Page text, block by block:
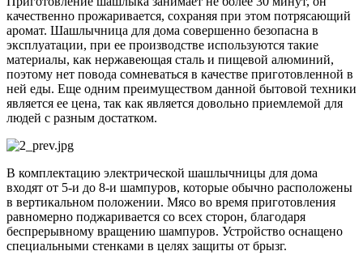
качественно прожаривается, сохраняя при этом потрясающий
аромат. Шашлычница для дома совершенно безопасна в
эксплуатации, при ее производстве используются такие
материалы, как нержавеющая сталь и пищевой алюминий,
поэтому нет повода сомневаться в качестве приготовленной в
ней еды. Еще одним преимуществом данной бытовой техники
является ее цена, так как является довольно приемлемой для
людей с разным достатком.
В комплектацию электрической шашлычницы для дома
входят от 5-и до 8-и шампуров, которые обычно расположены
в вертикальном положении. Мясо во время приготовления
равномерно поджаривается со всех сторон, благодаря
беспрерывному вращению шампуров. Устройство оснащено
специальными стенками в целях защиты от брызг.